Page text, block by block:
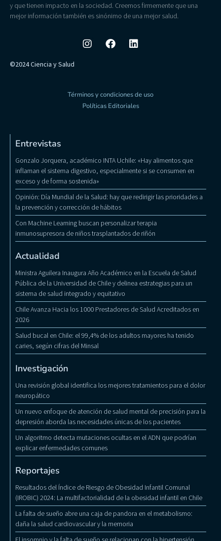
y que tienen impacto en la sociedad. Creemos firmemente que una
mejor información también es sinónimo de una mejor salud.
©2024 Ciencia y Salud
Términos y condiciones de uso
Políticas Editoriales
Entrevistas
Gonzalo Jorquera, académico INTA Uchile: «Hay alimentos que
inflaman el sistema digestivo, especialmente si se consumen en
exceso y de forma sostenida»
Opinión: Día Mundial de la Salud: hay que redirigir las prioridades a
la prevención y corrección de hábitos
Con Machine Learning buscan personalizar terapia
inmunosupresora de niños trasplantados de riñón
Actualidad
Ministra Aguilera Inaugura Año Académico en la Escuela de Salud
Pública de la Universidad de Chile y delinea estrategias para un
sistema de salud integrado y equitativo
Chile Avanza Hacia los 1000 Prestadores de Salud Acreditados en
2026
Salud bucal en Chile: el 99,4% de los adultos mayores ha tenido
caries, según cifras del Minsal
Investigación
Una revisión global identifica los mejores tratamientos para el dolor
neuropático
Un nuevo enfoque de atención de salud mental de precisión para la
depresión aborda las necesidades únicas de los pacientes
Un algoritmo detecta mutaciones ocultas en el ADN que podrían
explicar enfermedades comunes
Reportajes
Resultados del Índice de Riesgo de Obesidad Infantil Comunal
(IROBIC) 2024: La multifactorialidad de la obesidad infantil en Chile
La falta de sueño abre una caja de pandora en el metabolismo:
daña la salud cardiovascular y la memoria